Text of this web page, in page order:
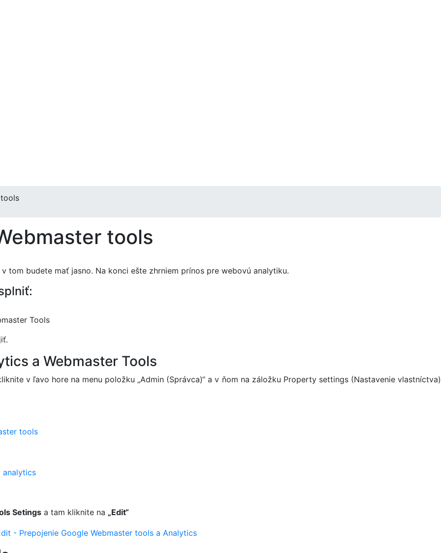
tools
tom budete mať jasno. Na konci ešte zhrniem prínos pre webovú analytiku.
Tools
a Webmaster Tools
v ľavo hore na menu položku „Admin (Správca)“ a v ňom na záložku Property settings (Nastavenie vlastníctva)
Setings a tam kliknite na „Edit“